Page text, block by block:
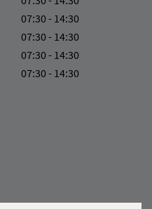
07:30 - 14:30
07:30 - 14:30
07:30 - 14:30
07:30 - 14:30